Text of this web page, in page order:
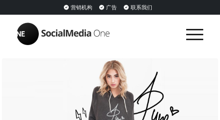
营销机构 广告 联系我们